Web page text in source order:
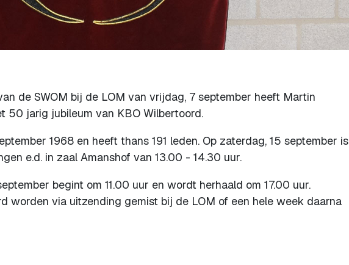
de SWOM bij de LOM van vrijdag, 7 september heeft Martin
50 jarig jubileum van KBO Wilbertoord.
1968 en heeft thans 191 leden. Op zaterdag, 15 september is
e.d. in zaal Amanshof van 13.00 - 14.30 uur.
begint om 11.00 uur en wordt herhaald om 17.00 uur.
worden via uitzending gemist bij de LOM of een hele week daarna